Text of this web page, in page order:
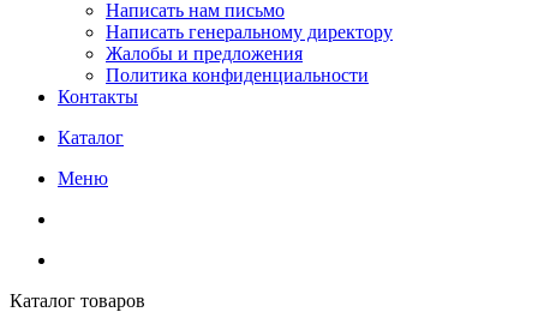
Написать нам письмо
Написать генеральному директору
Жалобы и предложения
Политика конфиденциальности
Контакты
Каталог
Меню
Каталог товаров